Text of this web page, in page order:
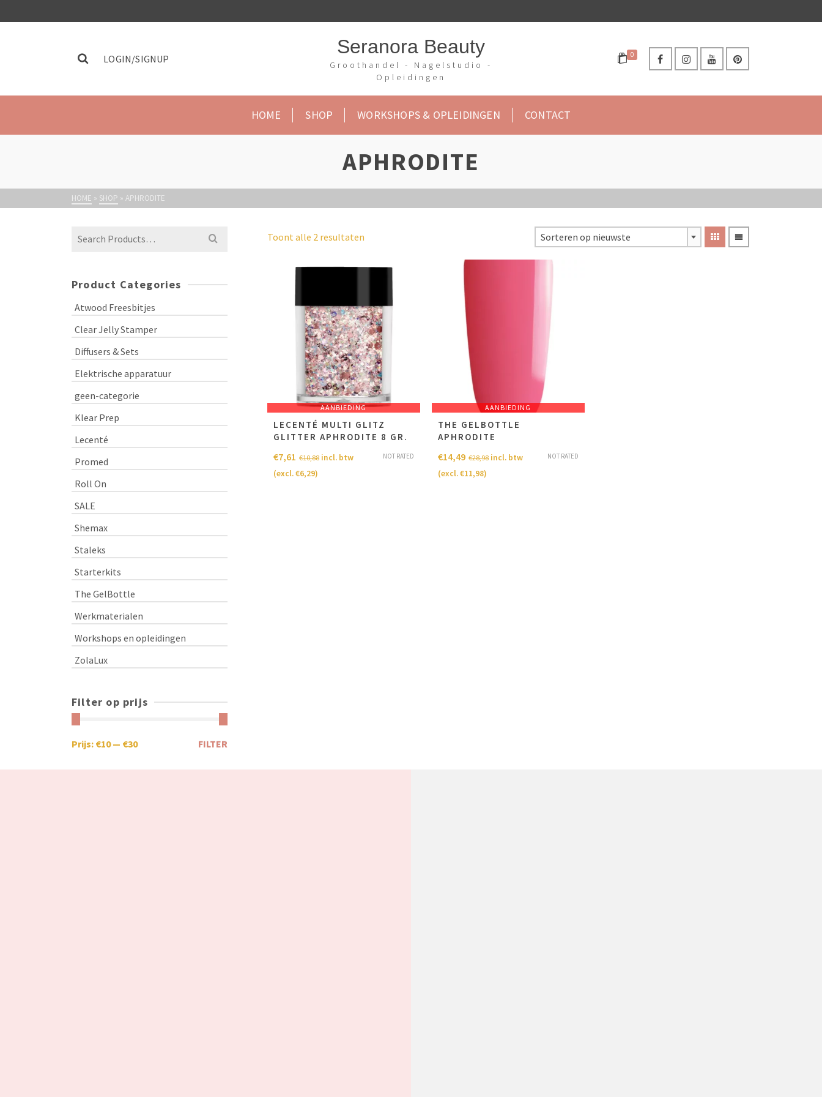
LOGIN/SIGNUP
Seranora Beauty
Groothandel - Nagelstudio -
Opleidingen
0
HOME SHOP WORKSHOPS & OPLEIDINGEN CONTACT
APHRODITE
HOME » SHOP » APHRODITE
Toont alle 2 resultaten Sorteren op nieuwste
AANBIEDING
LECENTÉ MULTI GLITZ
GLITTER APHRODITE 8 GR.
NOT RATED
€10,88
€7,61
incl. btw
(excl.€6,29)
AANBIEDING
THE GELBOTTLE
APHRODITE
NOT RATED
€28,98
€14,49
incl. btw
(excl.€11,98)
Product Categories
Atwood Freesbitjes
Clear Jelly Stamper
Diffusers & Sets
Elektrische apparatuur
geen-categorie
Klear Prep
Lecenté
Promed
Roll On
SALE
Shemax
Staleks
Starterkits
The GelBottle
Werkmaterialen
Workshops en opleidingen
ZolaLux
Filter op prijs
FILTER
Prijs: €10— €30